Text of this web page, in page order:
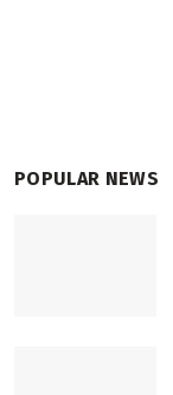
POPULAR NEWS